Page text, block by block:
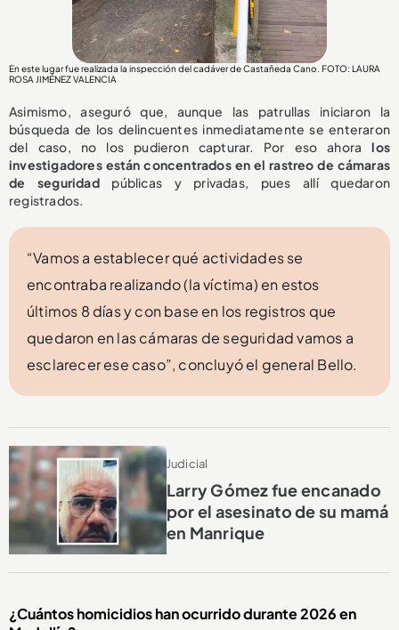
En este lugar fue realizada la inspección del cadáver de Castañeda Cano. FOTO: LAURA
ROSA JIMÉNEZ VALENCIA
Asimismo, aseguró que, aunque las patrullas iniciaron la
búsqueda de los delincuentes inmediatamente se enteraron
del caso, no los pudieron capturar. Por eso ahoralos
investigadores están concentrados en el rastreo de cámaras
de seguridad públicas y privadas, pues allí quedaron
registrados.
“Vamos a establecer qué actividades se
encontraba realizando (la víctima) en estos
últimos 8 días y con base en los registros que
quedaron en las cámaras de seguridad vamos a
esclarecer ese caso”, concluyó el general Bello.
Judicial
Larry Gómez fue encanado
por el asesinato de su mamá
en Manrique
¿Cuántos homicidios han ocurrido durante 2026 en